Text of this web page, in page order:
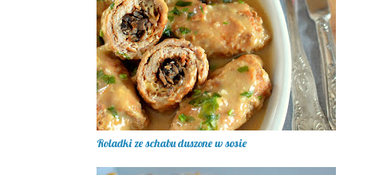
Roladki ze schabu duszone w sosie